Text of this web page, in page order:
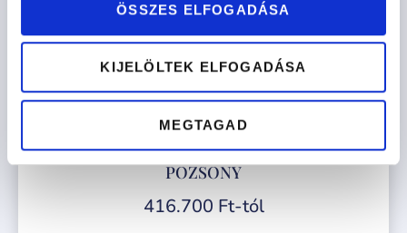
ÖSSZES ELFOGADÁSA
KIJELÖLTEK ELFOGADÁSA
MEGTAGAD
POZSONY
416.700 Ft-tól